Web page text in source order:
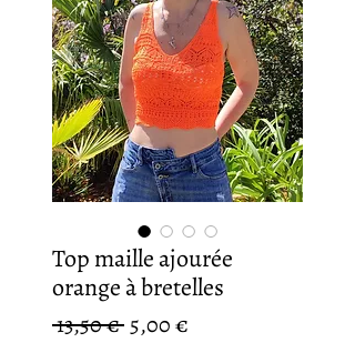
Top maille ajourée
orange à bretelles
13,50 € Prix
5,00 €